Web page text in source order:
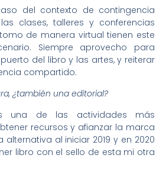
del contexto de contingencia
clases, talleres y conferencias
de manera virtual tienen este
Siempre aprovecho para
del libro y las artes, y reiterar
compartido.
¿también una editorial?
una de las actividades más
recursos y afianzar la marca
alternativa al iniciar 2019 y en 2020
libro con el sello de esta mi otra